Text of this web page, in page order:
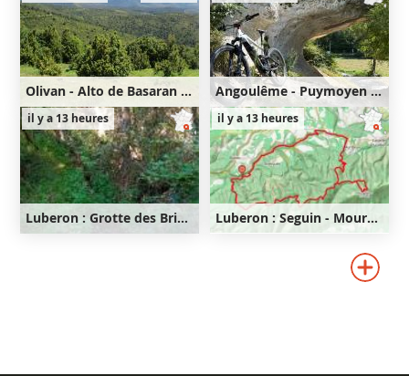
710m
560m
Olivan - Alto de Basaran - Flanc de l'Oturia
31km
1030m
1030m
Angoulême - Puymoyen - Anguienne - Soyaux - Magnac - Angoulême
46km
540m
540m
il y a 13 heures
Luberon : Grotte des Brigands - Seguin - Mourre Nègre - Fort de Buoux
il y a 13 heures
Luberon : Seguin - Mourre Nègre - Fort de Buoux